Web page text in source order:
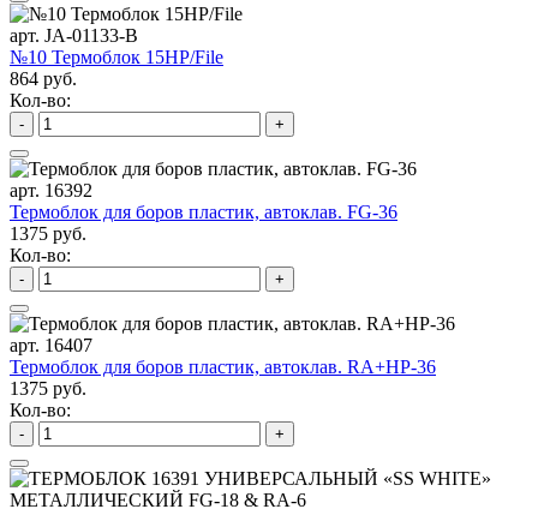
арт. JA-01133-B
№10 Термоблок 15HP/File
864 руб.
Кол-во:
- +
арт. 16392
Термоблок для боров пластик, автоклав. FG-36
1375 руб.
Кол-во:
- +
арт. 16407
Термоблок для боров пластик, автоклав. RA+HP-36
1375 руб.
Кол-во:
- +